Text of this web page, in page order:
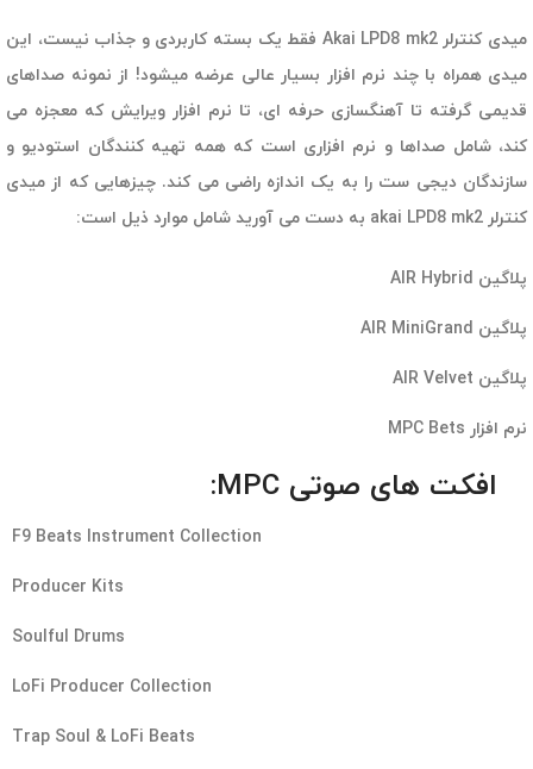
میدی کنترلر Akai LPD8 mk2 فقط یک بسته کاربردی و جذاب نیست، این
میدی همراه با چند نرم افزار بسیار عالی عرضه میشود! از نمونه صداهای
قدیمی گرفته تا آهنگسازی حرفه ای، تا نرم افزار ویرایش که معجزه می
کند، شامل صداها و نرم افزاری است که همه تهیه کنندگان استودیو و
سازندگان دیجی ست را به یک اندازه راضی می کند. چیزهایی که از میدی
کنترلر akai LPD8 mk2 به دست می آورید شامل موارد ذیل است:
پلاگین AIR Hybrid
پلاگین AIR MiniGrand
پلاگین AIR Velvet
نرم افزار MPC Bets
افکت های صوتی MPC:
F9 Beats Instrument Collection
Producer Kits
Soulful Drums
LoFi Producer Collection
Trap Soul & LoFi Beats